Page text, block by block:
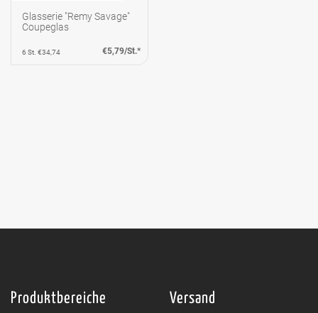
Glasserie "Remy Savage"
Coupeglas
6 St. €34,74 €5,79/St.*
Produktbereiche Versand